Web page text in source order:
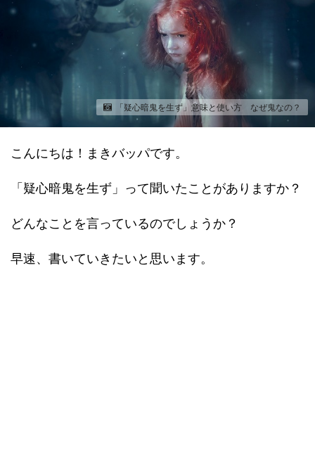
「疑心暗鬼を生ず」意味と使い方 なぜ鬼なの？
こんにちは！まきバッパです。
「疑心暗鬼を生ず」って聞いたことがありますか？
どんなことを言っているのでしょうか？
早速、書いていきたいと思います。